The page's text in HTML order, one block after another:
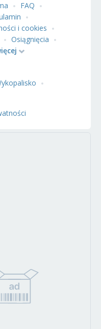
FAQ
i cookies
Osiągnięcia